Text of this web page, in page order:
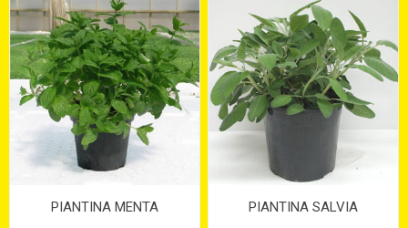
PIANTINA MENTA PIANTINA SALVIA